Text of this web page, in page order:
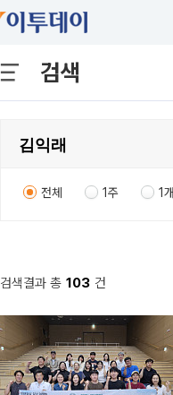
검색
전체 1주 1
검색결과 총 103 건